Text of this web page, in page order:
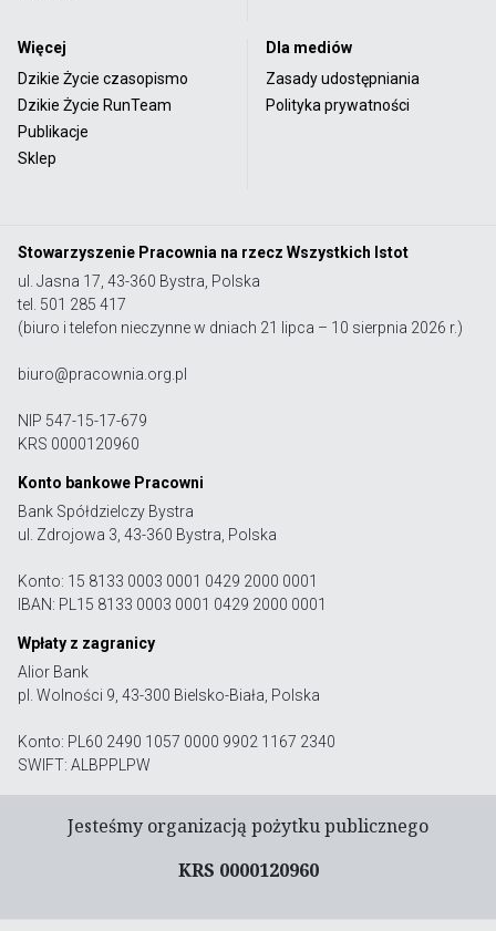
Więcej
Dzikie Życie czasopismo
Dzikie Życie RunTeam
Publikacje
Sklep
Dla mediów
Zasady udostępniania
Polityka prywatności
Stowarzyszenie Pracownia na rzecz Wszystkich Istot
ul. Jasna 17, 43-360 Bystra, Polska
tel. 501 285 417
(biuro i telefon nieczynne w dniach 21 lipca – 10 sierpnia 2026 r.)
biuro@pracownia.org.pl
NIP 547-15-17-679
KRS 0000120960
Konto bankowe Pracowni
Bank Spółdzielczy Bystra
ul. Zdrojowa 3, 43-360 Bystra, Polska
Konto: 15 8133 0003 0001 0429 2000 0001
IBAN: PL15 8133 0003 0001 0429 2000 0001
Wpłaty z zagranicy
Alior Bank
pl. Wolności 9, 43-300 Bielsko-Biała, Polska
Konto: PL60 2490 1057 0000 9902 1167 2340
SWIFT: ALBPPLPW
Jesteśmy organizacją pożytku publicznego
KRS 0000120960